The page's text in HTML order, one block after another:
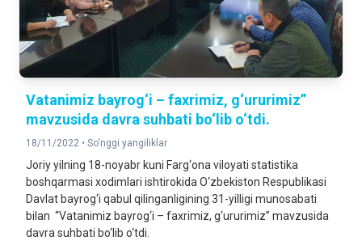
Vatanimiz bayrog‘i – faxrimiz, g‘ururimiz”
mavzusida davra suhbati bo‘lib o‘tdi.
18/11/2022 • So'nggi yangiliklar
Joriy yilning 18-noyabr kuni Farg‘ona viloyati statistika
boshqarmasi xodimlari ishtirokida O‘zbekiston Respublikasi
Davlat bayrog‘i qabul qilinganligining 31-yilligi munosabati
bilan “Vatanimiz bayrog‘i – faxrimiz, g‘ururimiz” mavzusida
davra suhbati bo‘lib o‘tdi.